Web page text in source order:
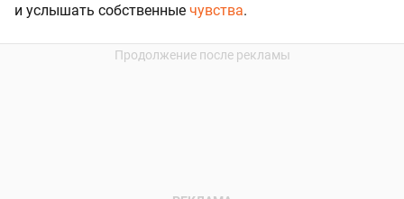
и услышать собственные чувства.